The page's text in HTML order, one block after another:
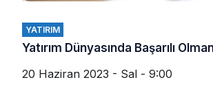
YATIRIM
Yatırım Dünyasında Başarılı
20 Haziran 2023 - Sal - 9:00